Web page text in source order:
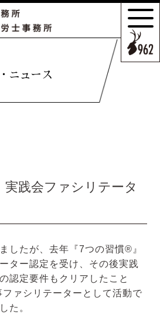
ニュース
実践会ファシリテータ
したが、去年『7つの習慣®』
ター認定を受け、その後実践
認定要件もクリアしたこと
ァシリテーターとして活動で
た。
アクセスマップ